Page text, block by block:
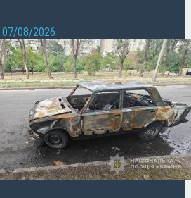
07/08/2026